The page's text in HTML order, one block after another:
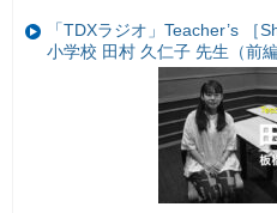
「TDXラジオ」Teacher’s ［
小学校 田村 久仁子 先生（前